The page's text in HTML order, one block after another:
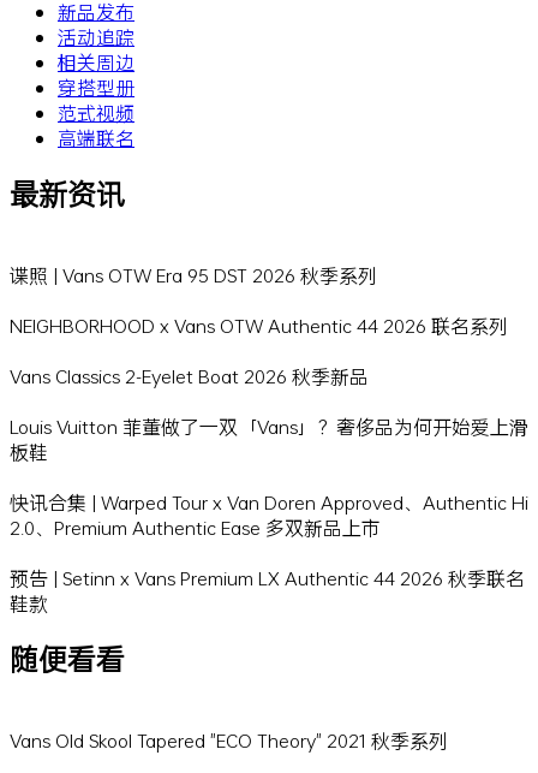
新品发布
活动追踪
相关周边
穿搭型册
范式视频
高端联名
最新资讯
谍照 | Vans OTW Era 95 DST 2026 秋季系列
NEIGHBORHOOD x Vans OTW Authentic 44 2026 联名系列
Vans Classics 2-Eyelet Boat 2026 秋季新品
Louis Vuitton 菲董做了一双「Vans」？奢侈品为何开始爱上滑
板鞋
快讯合集 | Warped Tour x Van Doren Approved、Authentic Hi
2.0、Premium Authentic Ease 多双新品上市
预告 | Setinn x Vans Premium LX Authentic 44 2026 秋季联名
鞋款
随便看看
Vans Old Skool Tapered "ECO Theory" 2021 秋季系列